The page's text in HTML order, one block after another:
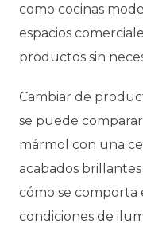
como cocinas
espacios
productos sin
Cambiar de
se puede
mármol con una
acabados
cómo se comporta
condiciones de